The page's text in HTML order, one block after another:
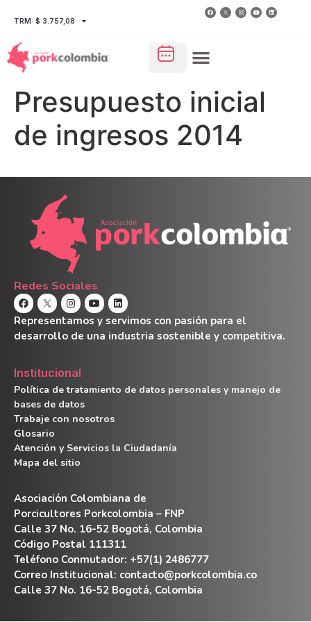
TRM: $ 3.757,08
Presupuesto inicial
de ingresos 2014
Redes Sociales
Representamos y servimos con pasión para el
desarrollo de una industria sostenible y competitiva.
Institucional
Política de tratamiento de datos personales y manejo de
bases de datos
Trabaje con nosotros
Glosario
Atención y Servicios la Ciudadanía
Mapa del sitio
Asociación Colombiana de
Porcicultores Porkcolombia – FNP
Calle 37 No. 16-52 Bogotá, Colombia
Código Postal 111311
Teléfono Conmutador: +57(1) 2486777
Correo Institucional: contacto@porkcolombia.co
Calle 37 No. 16-52 Bogotá, Colombia